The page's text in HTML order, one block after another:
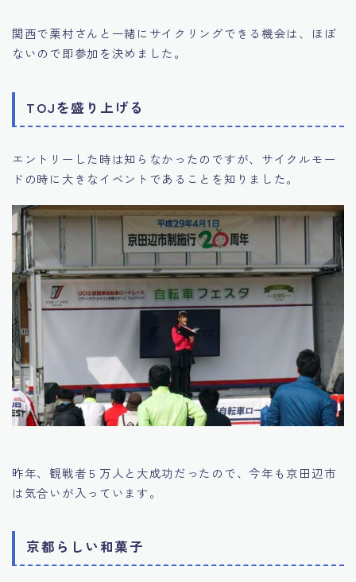
関西で栗村さんと一緒にサイクリングできる機会は、ほぼ
ないので即参加を決めました。
TOJを盛り上げる
エントリーした時は知らなかったのですが、サイクルモー
ドの時に大きなイベントであることを知りました。
昨年、観戦者５万人と大成功だったので、今年も京田辺市
は気合いが入っています。
京都らしい和菓子